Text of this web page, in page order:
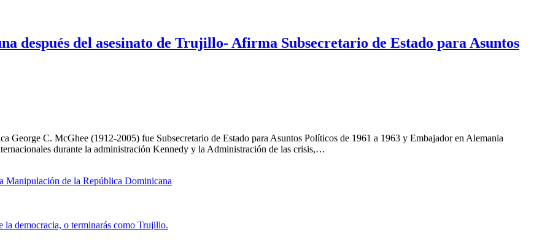
después del asesinato de Trujillo- Afirma Subsecretario de Estado para Asuntos
George C. McGhee (1912-2005) fue Subsecretario de Estado para Asuntos Políticos de 1961 a 1963 y Embajador en Alemania
durante la administración Kennedy y la Administración de las crisis,…
de la República Dominicana
la democracia, o terminarás como Trujillo.